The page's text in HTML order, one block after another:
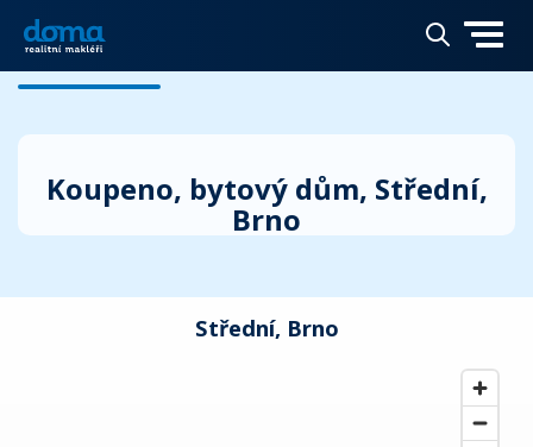
Koupeno, bytový dům, Střední,
Brno
Střední, Brno